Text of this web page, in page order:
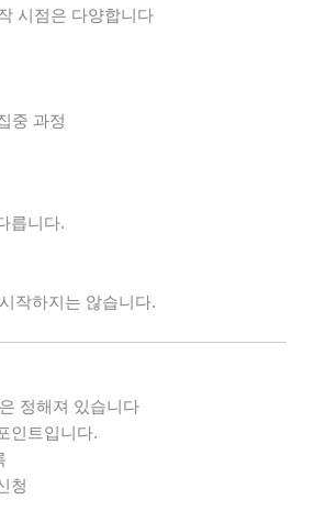
시점은 다양합니다
중 과정
릅니다.
작하지는 않습니다.
정해져 있습니다
인트입니다.
청